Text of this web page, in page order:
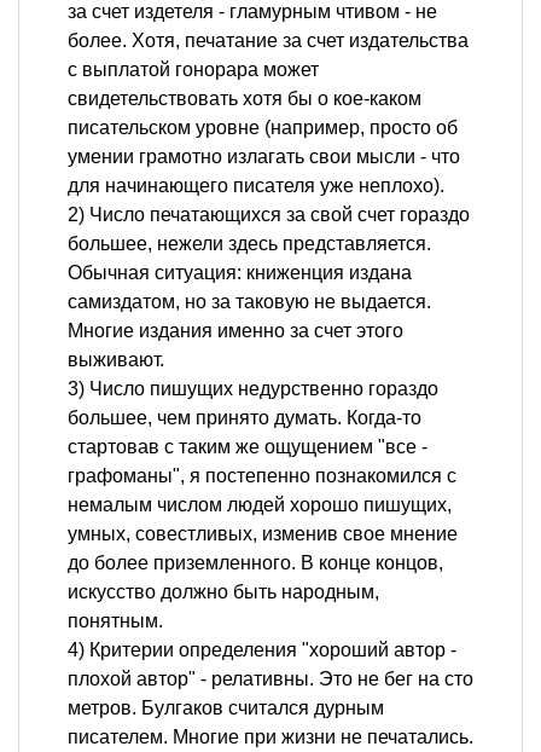
за счет издетеля - гламурным чтивом - не
более. Хотя, печатание за счет издательства
с выплатой гонорара может
свидетельствовать хотя бы о кое-каком
писательском уровне (например, просто об
умении грамотно излагать свои мысли - что
для начинающего писателя уже неплохо).
2) Число печатающихся за свой счет гораздо
большее, нежели здесь представляется.
Обычная ситуация: книженция издана
самиздатом, но за таковую не выдается.
Многие издания именно за счет этого
выживают.
3) Число пишущих недурственно гораздо
большее, чем принято думать. Когда-то
стартовав с таким же ощущением "все -
графоманы", я постепенно познакомился с
немалым числом людей хорошо пишущих,
умных, совестливых, изменив свое мнение
до более приземленного. В конце концов,
искусство должно быть народным,
понятным.
4) Критерии определения "хороший автор -
плохой автор" - релативны. Это не бег на сто
метров. Булгаков считался дурным
писателем. Многие при жизни не печатались.